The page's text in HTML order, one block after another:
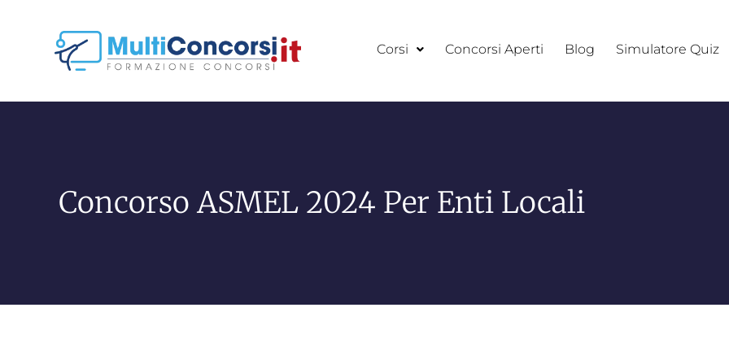
Corsi Concorsi Aperti Blog Simulatore Quiz
Concorso ASMEL 2024 Per Enti Locali